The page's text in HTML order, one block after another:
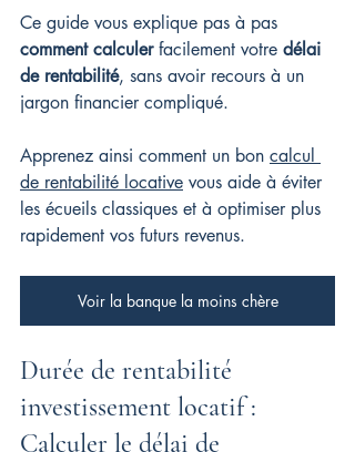
Ce guide vous explique pas à pas
comment calculer facilement votre délai
de rentabilité, sans avoir recours à un
jargon financier compliqué.
Apprenez ainsi comment un bon calcul
de rentabilité locative vous aide à éviter
les écueils classiques et à optimiser plus
rapidement vos futurs revenus.
Voir la banque la moins chère
Durée de rentabilité
investissement locatif :
Calculer le délai de